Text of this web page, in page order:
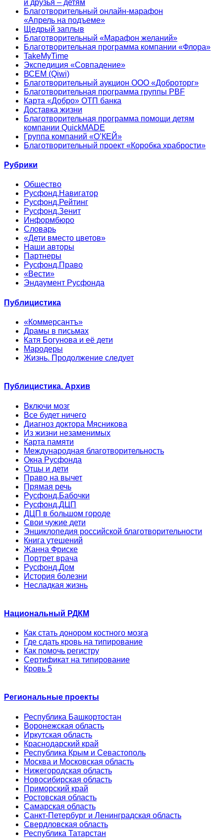
и друзья – детям
Благотворительный онлайн‑марафон
«Апрель на подъеме»
Щедрый заплыв
Благотворительный «Марафон желаний»
Благотворительная программа компании «Флора»
TakeMyTime
Экспедиция «Совпадение»
ВСЕМ (Qiwi)
Благотворительный аукцион ООО «Доброторг»
Благотворительная программа группы PBF
Карта «Добро» ОТП банка
Доставка жизни
Благотворительная программа помощи детям
компании QuickMADE
Группа компаний «О’КЕЙ»
Благотворительный проект «Коробка храбрости»
Рубрики
Общество
Русфонд.Навигатор
Русфонд.Рейтинг
Русфонд.Зенит
Информбюро
Словарь
«Дети вместо цветов»
Наши авторы
Партнеры
Русфонд.Право
«Вести»
Эндаумент Русфонда
Публицистика
«Коммерсантъ»
Драмы в письмах
Катя Богунова и её дети
Мародеры
Жизнь. Продолжение следует
Публицистика. Архив
Включи мозг
Все будет ничего
Диагноз доктора Мясникова
Из жизни незаменимых
Карта памяти
Международная благотворительность
Окна Русфонда
Отцы и дети
Право на вычет
Прямая речь
Русфонд.Бабочки
Русфонд.ДЦП
ДЦП в большом городе
Свои чужие дети
Энциклопедия российской благотворительности
Книга утешений
Жанна Фриске
Портрет врача
Русфонд.Дом
История болезни
Несладкая жизнь
Национальный РДКМ
Как стать донором костного мозга
Где сдать кровь на типирование
Как помочь регистру
Сертификат на типирование
Кровь 5
Региональные проекты
Республика Башкортостан
Воронежская область
Иркутская область
Краснодарский край
Республика Крым и Севастополь
Москва и Московская область
Нижегородская область
Новосибирская область
Приморский край
Ростовская область
Самарская область
Санкт-Петербург и Ленинградская область
Свердловская область
Республика Татарстан